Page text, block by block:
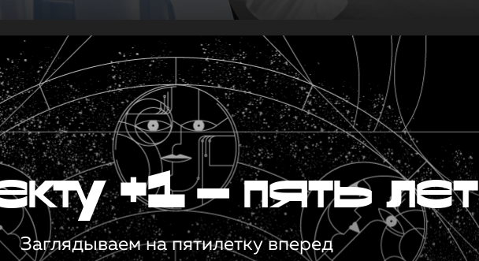
+1 — пять лет
Заглядываем на пятилетку вперед